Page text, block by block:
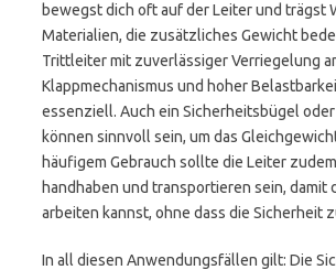
bewegst dich oft auf der Leiter und trägst
Materialien, die zusätzliches Gewicht
Trittleiter mit zuverlässiger Verriegelung
Klappmechanismus und hoher
essenziell. Auch ein Sicherheitsbügel
können sinnvoll sein, um das
häufigem Gebrauch sollte die Leiter
handhaben und transportieren sein, damit
arbeiten kannst, ohne dass die Sicherheit
In all diesen Anwendungsfällen gilt: Die